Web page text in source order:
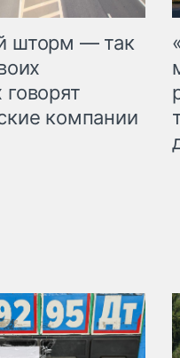
шторм — так
компании